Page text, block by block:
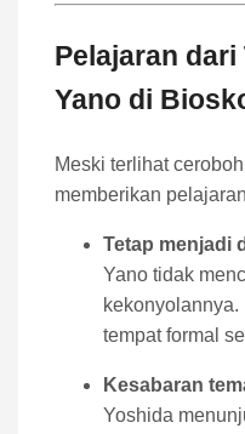
Pelajaran
Yano di
Meski terlihat
memberikan
Tetap menjadi
Yano tidak
kekonyolannya.
tempat formal
Kesabaran
Yoshida